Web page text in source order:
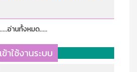
.....อ่านทั้งหมด.....
ข้าใช้งานระบบ